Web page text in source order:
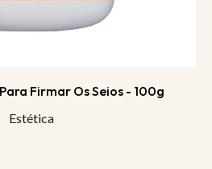
Firmar Os Seios - 100g
Estética